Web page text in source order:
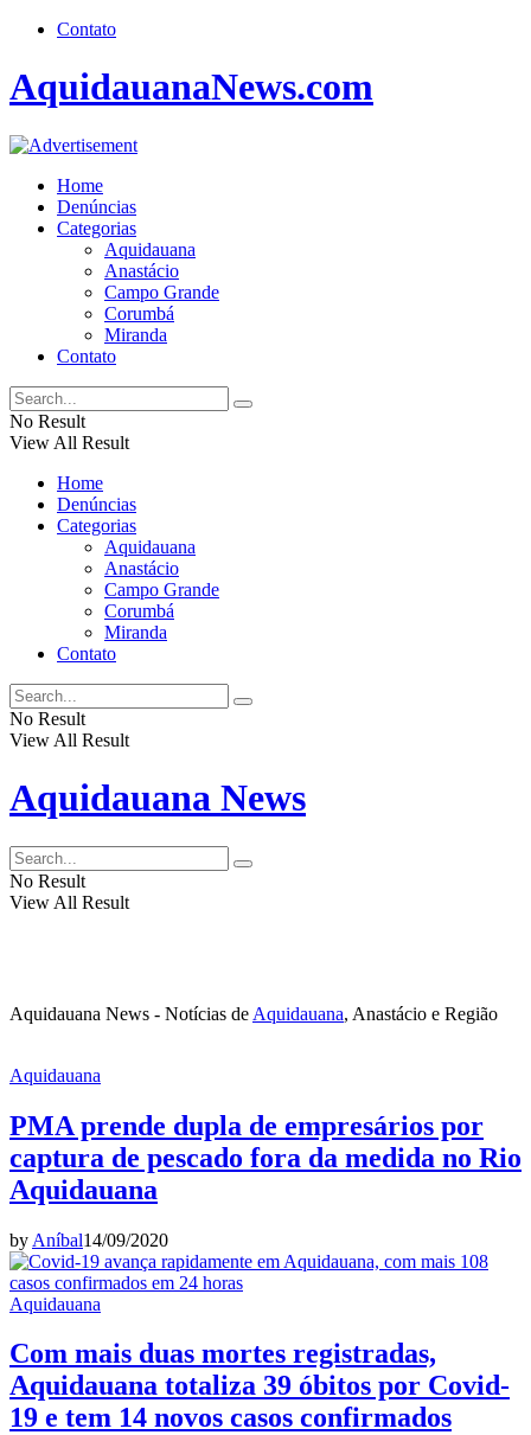
Contato
AquidauanaNews.com
Home
Denúncias
Categorias
Aquidauana
Anastácio
Campo Grande
Corumbá
Miranda
Contato
No Result
View All Result
Home
Denúncias
Categorias
Aquidauana
Anastácio
Campo Grande
Corumbá
Miranda
Contato
No Result
View All Result
Aquidauana News
No Result
View All Result
Aquidauana News - Notícias de Aquidauana, Anastácio e Região
Aquidauana
PMA prende dupla de empresários por
captura de pescado fora da medida no Rio
Aquidauana
by Aníbal14/09/2020
Aquidauana
Com mais duas mortes registradas,
Aquidauana totaliza 39 óbitos por Covid-
19 e tem 14 novos casos confirmados